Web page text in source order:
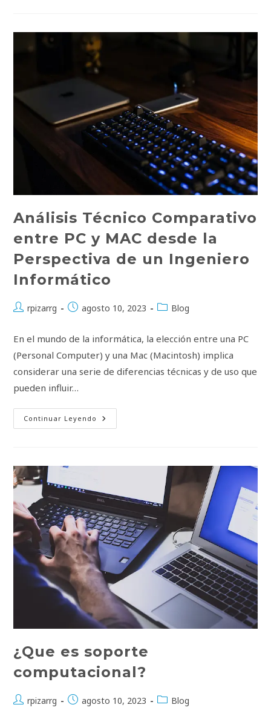
En
El
Mundo
Cibernético
Análisis Técnico Comparativo
entre PC y MAC desde la
Perspectiva de un Ingeniero
Informático
Autor
entrada:
rpizarrg
Publicación
la
entrada:
agosto 10, 2023
Categoría
la
entrada:
Blog
En el mundo de la informática, la elección entre una PC
(Personal Computer) y una Mac (Macintosh) implica
considerar una serie de diferencias técnicas y de uso que
pueden influir…
Continuar Leyendo Análisis
Técnico
MAC
Perspectiva
De
Un
Ingeniero
Informático
¿Que es soporte
computacional?
Autorrpizarrg
Publicación
agosto 10, 2023
Categoría
Blog